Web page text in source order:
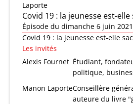
Laporte
Covid 19 : la jeunesse est-elle
Épisode du dimanche 6 juin 2021
Covid 19 : la jeunesse est-elle
Les invités
Alexis Fournet Étudiant,
politique,
Manon LaporteConseillère
auteure du livre